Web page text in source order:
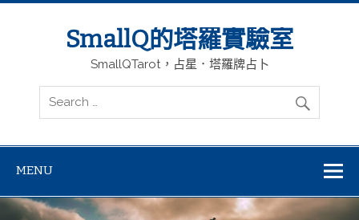
SmallQ的塔羅實驗室
SmallQTarot，占星．塔羅牌占卜
MENU